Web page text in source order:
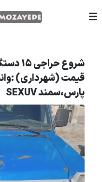
شروع
قیمت (شهرداری)
پارس،سمند SEXUV